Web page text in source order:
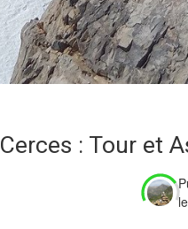
Cerces : Tour et